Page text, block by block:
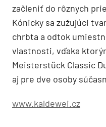
začleniť do rôznych
Kónicky sa zužujúci
chrbta a odtok
vlastnosti, vďaka
Meisterstück Classic
aj pre dve osoby
www.kaldewei.cz